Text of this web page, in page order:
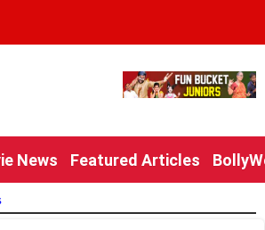
News Featured Articles